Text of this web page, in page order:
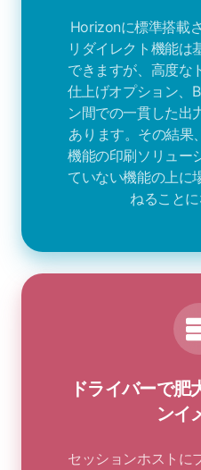
Horizonに標準搭載
リダイレクト機能は
できますが、高度な
仕上げオプション、
ン間での一貫した出
あります。その結果
機能の印刷ソリュー
ていない機能の上に
ねることに
ドライバーで肥
ンイ
セッションホストに